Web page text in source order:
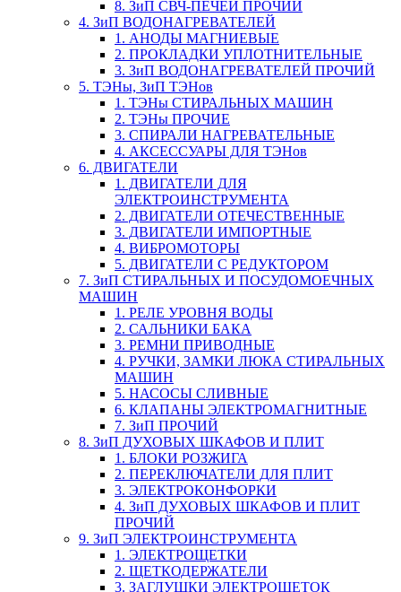
8. ЗиП СВЧ-ПЕЧЕЙ ПРОЧИЙ
4. ЗиП ВОДОНАГРЕВАТЕЛЕЙ
1. АНОДЫ МАГНИЕВЫЕ
2. ПРОКЛАДКИ УПЛОТНИТЕЛЬНЫЕ
3. ЗиП ВОДОНАГРЕВАТЕЛЕЙ ПРОЧИЙ
5. ТЭНы, ЗиП ТЭНов
1. ТЭНы СТИРАЛЬНЫХ МАШИН
2. ТЭНы ПРОЧИЕ
3. СПИРАЛИ НАГРЕВАТЕЛЬНЫЕ
4. АКСЕССУАРЫ ДЛЯ ТЭНов
6. ДВИГАТЕЛИ
1. ДВИГАТЕЛИ ДЛЯ
ЭЛЕКТРОИНСТРУМЕНТА
2. ДВИГАТЕЛИ ОТЕЧЕСТВЕННЫЕ
3. ДВИГАТЕЛИ ИМПОРТНЫЕ
4. ВИБРОМОТОРЫ
5. ДВИГАТЕЛИ С РЕДУКТОРОМ
7. ЗиП СТИРАЛЬНЫХ И ПОСУДОМОЕЧНЫХ
МАШИН
1. РЕЛЕ УРОВНЯ ВОДЫ
2. САЛЬНИКИ БАКА
3. РЕМНИ ПРИВОДНЫЕ
4. РУЧКИ, ЗАМКИ ЛЮКА СТИРАЛЬНЫХ
МАШИН
5. НАСОСЫ СЛИВНЫЕ
6. КЛАПАНЫ ЭЛЕКТРОМАГНИТНЫЕ
7. ЗиП ПРОЧИЙ
8. ЗиП ДУХОВЫХ ШКАФОВ И ПЛИТ
1. БЛОКИ РОЗЖИГА
2. ПЕРЕКЛЮЧАТЕЛИ ДЛЯ ПЛИТ
3. ЭЛЕКТРОКОНФОРКИ
4. ЗиП ДУХОВЫХ ШКАФОВ И ПЛИТ
ПРОЧИЙ
9. ЗиП ЭЛЕКТРОИНСТРУМЕНТА
1. ЭЛЕКТРОЩЕТКИ
2. ЩЕТКОДЕРЖАТЕЛИ
3. ЗАГЛУШКИ ЭЛЕКТРОЩЕТОК